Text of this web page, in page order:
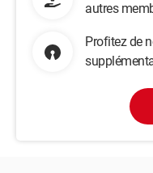
autres
Profitez de